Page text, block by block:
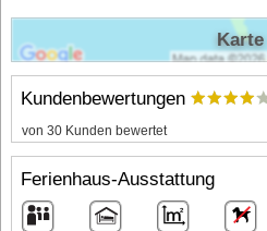
Kundenbewertungen
von 30 Kunden bewertet
Ferienhaus-Ausstattung
Karte